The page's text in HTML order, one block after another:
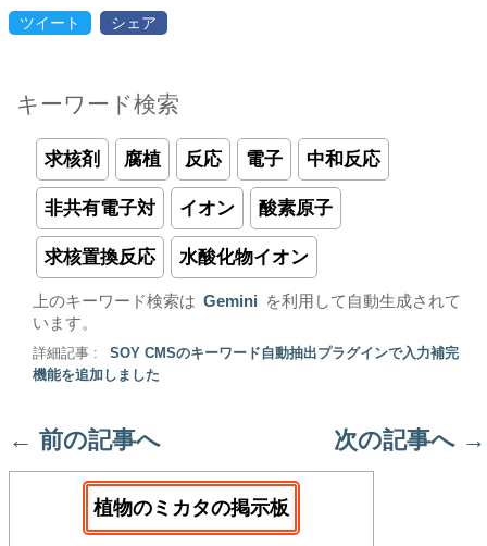
ツイート シェア
キーワード検索
求核剤 腐植 反応 電子 中和反応
非共有電子対 イオン 酸素原子
求核置換反応 水酸化物イオン
上のキーワード検索は Gemini
を利用して自動生成されて
います。
詳細記事 :
SOY CMSのキーワード自動抽出プラグインで入力補完
機能を追加しました
← 前の記事へ 次の記事へ →
植物のミカタの掲示板